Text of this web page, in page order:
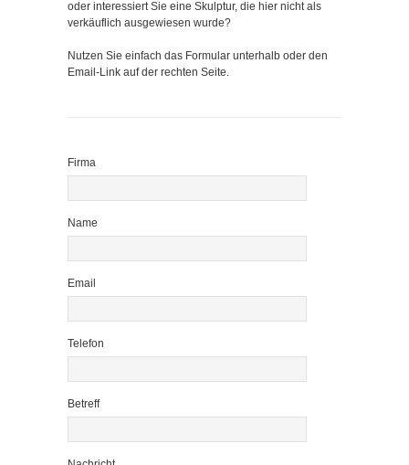
oder interessiert Sie eine Skulptur, die hier nicht als
verkäuflich ausgewiesen wurde?
Nutzen Sie einfach das Formular unterhalb oder den
Email-Link auf der rechten Seite.
Firma
Name
Email
Telefon
Betreff